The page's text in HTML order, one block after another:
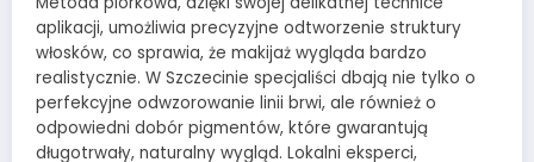
aplikacji, umożliwia precyzyjne odtworzenie struktury
włosków, co sprawia, że makijaż wygląda bardzo
realistycznie. W Szczecinie specjaliści dbają nie tylko o
perfekcyjne odwzorowanie linii brwi, ale również o
odpowiedni dobór pigmentów, które gwarantują
długotrwały, naturalny wygląd. Lokalni eksperci,